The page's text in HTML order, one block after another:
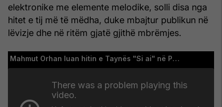
elektronike me elemente melodike, solli disa nga
hitet e tij më të mëdha, duke mbajtur publikun në
lëvizje dhe në ritëm gjatë gjithë mbrëmjes.